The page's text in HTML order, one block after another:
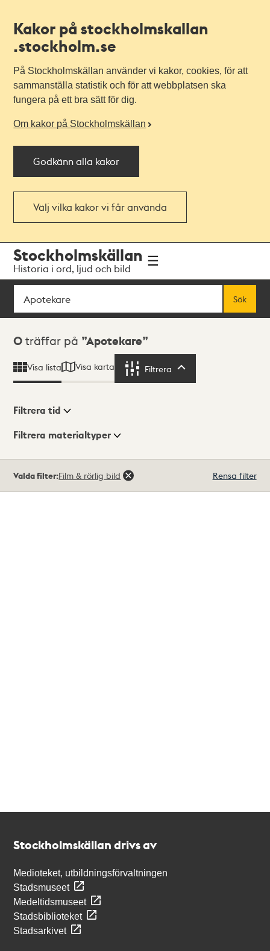
Kakor på stockholmskallan
.stockholm.se
På Stockholmskällan använder vi kakor, cookies, för att
sammanställa statistik och för att webbplatsen ska
fungera på ett bra sätt för dig.
Om kakor på Stockholmskällan
Godkänn alla kakor
Välj vilka kakor vi får använda
navigationen
huvudinnehållet
Stockholmskällan
Historia i ord, ljud och bild
Sök
Sök
Sökresultat
0 träffar på Apotekare
Visa lista Visa karta Filtrera
Visningsläge
Filtrera tid
Filtrera materialtyper
träffar
Valda filter:Film & rörlig bild Rensa filter
Stockholmskällan drivs av
Medioteket, utbildningsförvaltningen
Stadsmuseet
Medeltidsmuseet
Stadsbiblioteket
Stadsarkivet